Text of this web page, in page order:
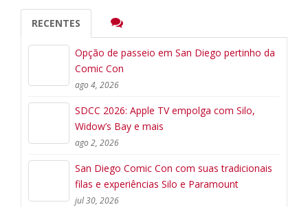
RECENTES
Opção de passeio em San Diego pertinho da
Comic Con
ago 4, 2026
SDCC 2026: Apple TV empolga com Silo,
Widow’s Bay e mais
ago 2, 2026
San Diego Comic Con com suas tradicionais
filas e experiências Silo e Paramount
jul 30, 2026